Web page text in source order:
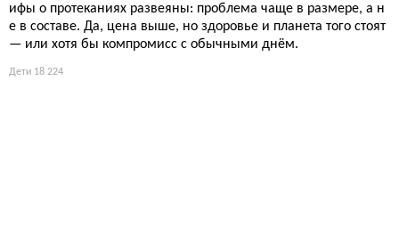
ифы о протеканиях развеяны: проблема чаще в размере, а н
е в составе. Да, цена выше, но здоровье и планета того стоят
— или хотя бы компромисс с обычными днём.
Дети 18 224